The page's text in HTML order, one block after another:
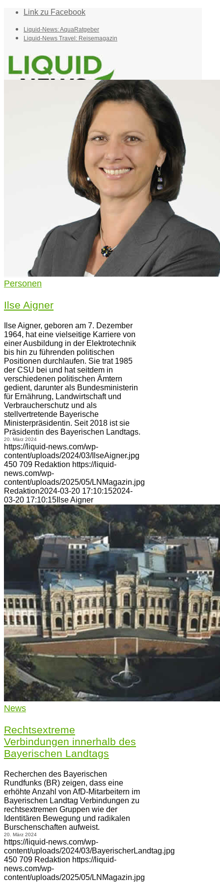
Link zu Facebook
Liquid-News: AquaRatgeber
Liquid-News Travel: Reisemagazin
Personen
Ilse Aigner
Ilse Aigner, geboren am 7. Dezember
1964, hat eine vielseitige Karriere von
einer Ausbildung in der Elektrotechnik
bis hin zu führenden politischen
Positionen durchlaufen. Sie trat 1985
der CSU bei und hat seitdem in
verschiedenen politischen Ämtern
gedient, darunter als Bundesministerin
für Ernährung, Landwirtschaft und
Verbraucherschutz und als
stellvertretende Bayerische
Ministerpräsidentin. Seit 2018 ist sie
Präsidentin des Bayerischen Landtags.
20. März 2024
https://liquid-news.com/wp-
content/uploads/2024/03/IlseAigner.jpg
450 709 Redaktion https://liquid-
news.com/wp-
content/uploads/2025/05/LNMagazin.jpg
Redaktion2024-03-20 17:10:152024-
03-20 17:10:15 Ilse Aigner
News
Rechtsextreme
Verbindungen innerhalb des
Bayerischen Landtags
Recherchen des Bayerischen
Rundfunks (BR) zeigen, dass eine
erhöhte Anzahl von AfD-Mitarbeitern im
Bayerischen Landtag Verbindungen zu
rechtsextremen Gruppen wie der
Identitären Bewegung und radikalen
Burschenschaften aufweist.
20. März 2024
https://liquid-news.com/wp-
content/uploads/2024/03/BayerischerLandtag.jpg
450 709 Redaktion https://liquid-
news.com/wp-
content/uploads/2025/05/LNMagazin.jpg